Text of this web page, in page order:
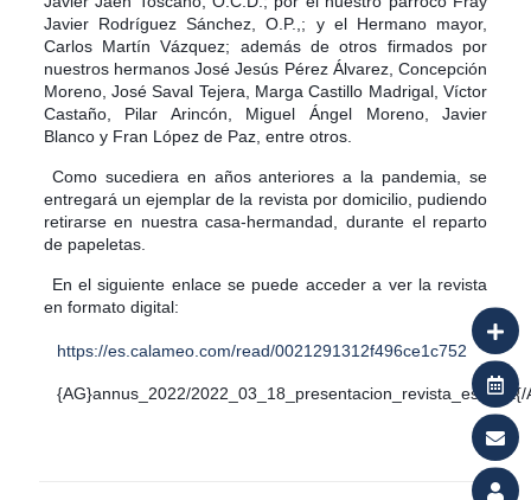
Javier Rodríguez Sánchez, O.P.,; y el Hermano mayor,
Carlos Martín Vázquez; además de otros firmados por
nuestros hermanos José Jesús Pérez Álvarez, Concepción
Moreno, José Saval Tejera, Marga Castillo Madrigal, Víctor
Castaño, Pilar Arincón, Miguel Ángel Moreno, Javier
Blanco y Fran López de Paz, entre otros.
Como sucediera en años anteriores a la pandemia, se
entregará un ejemplar de la revista por domicilio, pudiendo
retirarse en nuestra casa-hermandad, durante el reparto
de papeletas.
En el siguiente enlace se puede acceder a ver la revista
en formato digital:
https://es.calameo.com/read/0021291312f496ce1c752
{AG}annus_2022/2022_03_18_presentacion_revista_estrella{/